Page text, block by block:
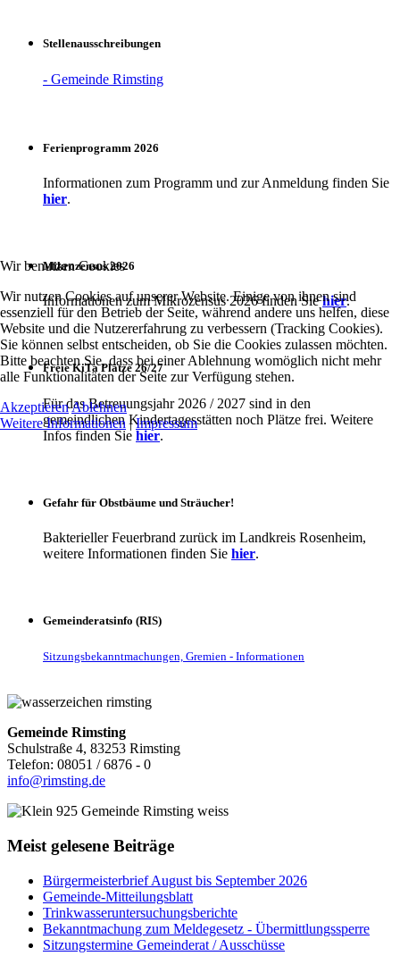
Stellenausschreibungen
- Gemeinde Rimsting
Ferienprogramm 2026
Informationen zum Programm und zur Anmeldung finden Sie
hier.
Mikrozensus 2026
Informationen zum Mikrozensus 2026 finden Siehier.
Freie KiTa Plätze 26/27
Für das Betreuungsjahr 2026 / 2027 sind in den
gemeindlichen Kindertagesstätten noch Plätze frei. Weitere
Infos finden Sie hier.
Gefahr für Obstbäume und Sträucher!
Bakterieller Feuerbrand zurück im Landkreis Rosenheim,
weitere Informationen finden Sie hier.
Gemeinderatsinfo (RIS)
Sitzungsbekanntmachungen, Gremien - Informationen
Gemeinde Rimsting
Schulstraße 4, 83253 Rimsting
Telefon: 08051 / 6876 - 0
info@rimsting.de
Meist gelesene Beiträge
Bürgermeisterbrief August bis September 2026
Gemeinde-Mitteilungsblatt
Trinkwasseruntersuchungsberichte
Bekanntmachung zum Meldegesetz - Übermittlungssperre
Sitzungstermine Gemeinderat / Ausschüsse
Wir benutzen Cookies
Wir nutzen Cookies auf unserer Website. Einige von ihnen sind
essenziell für den Betrieb der Seite, während andere uns helfen, diese
Website und die Nutzererfahrung zu verbessern (Tracking Cookies).
Sie können selbst entscheiden, ob Sie die Cookies zulassen möchten.
Bitte beachten Sie, dass bei einer Ablehnung womöglich nicht mehr
alle Funktionalitäten der Seite zur Verfügung stehen.
AkzeptierenAblehnen
Weitere Informationen |Impressum